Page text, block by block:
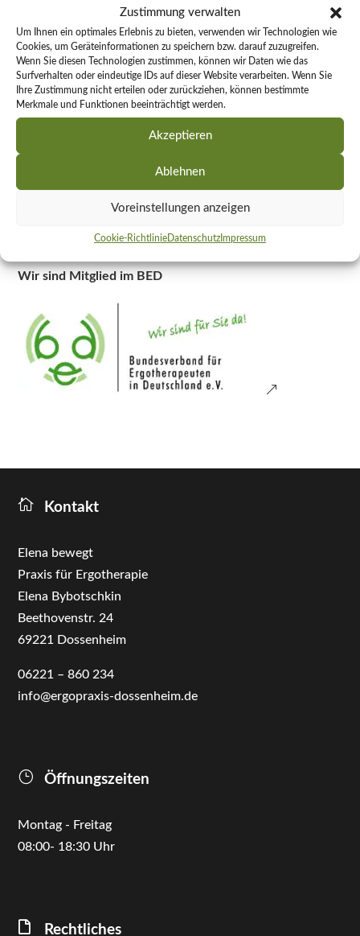
Zustimmung verwalten
Um Ihnen ein optimales Erlebnis zu bieten, verwenden wir Technologien wie
Cookies, um Geräteinformationen zu speichern bzw. darauf zuzugreifen.
Wenn Sie diesen Technologien zustimmen, können wir Daten wie das
Surfverhalten oder eindeutige IDs auf dieser Website verarbeiten. Wenn Sie
Ihre Zustimmung nicht erteilen oder zurückziehen, können bestimmte
Merkmale und Funktionen beeinträchtigt werden.
Akzeptieren
Ablehnen
Voreinstellungen anzeigen
Cookie-Richtlinie Datenschutz Impressum
06221 – 860 234
Fax: 06221 – 86 02 76
info@ergopraxis-dossenheim.de
Öffnungszeiten:
Montag - Freitag
Wir sind Mitglied im BED
 Kontakt
Elena bewegt
Praxis für Ergotherapie
Elena Bybotschkin
Beethovenstr. 24
69221 Dossenheim
06221 – 860 234
info@ergopraxis-dossenheim.de
} Öffnungszeiten
Montag - Freitag
08:00- 18:30 Uhr
 Rechtliches